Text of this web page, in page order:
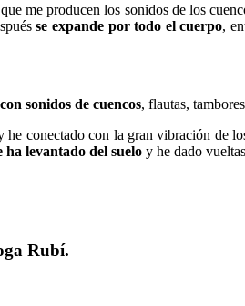
que me producen los sonidos de los
se expande por todo el cuerpo,
sonidos de cuencos, flautas,
he conectado con la gran vibración de
ha levantado del suelo y he dado
Rubí.